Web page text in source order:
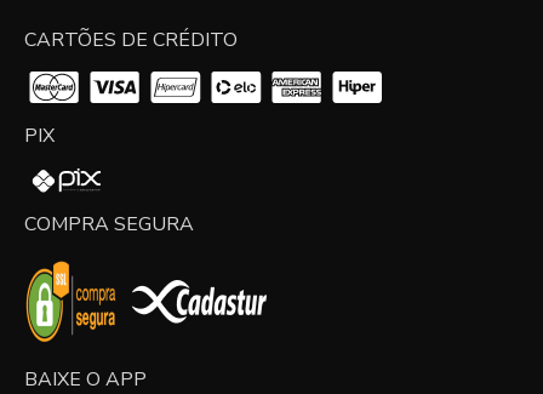
CARTÕES DE CRÉDITO
PIX
COMPRA SEGURA
BAIXE O APP